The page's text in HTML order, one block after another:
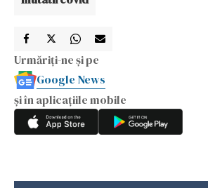
Urmăriți-ne și pe
Google News
și în aplicațiile mobile